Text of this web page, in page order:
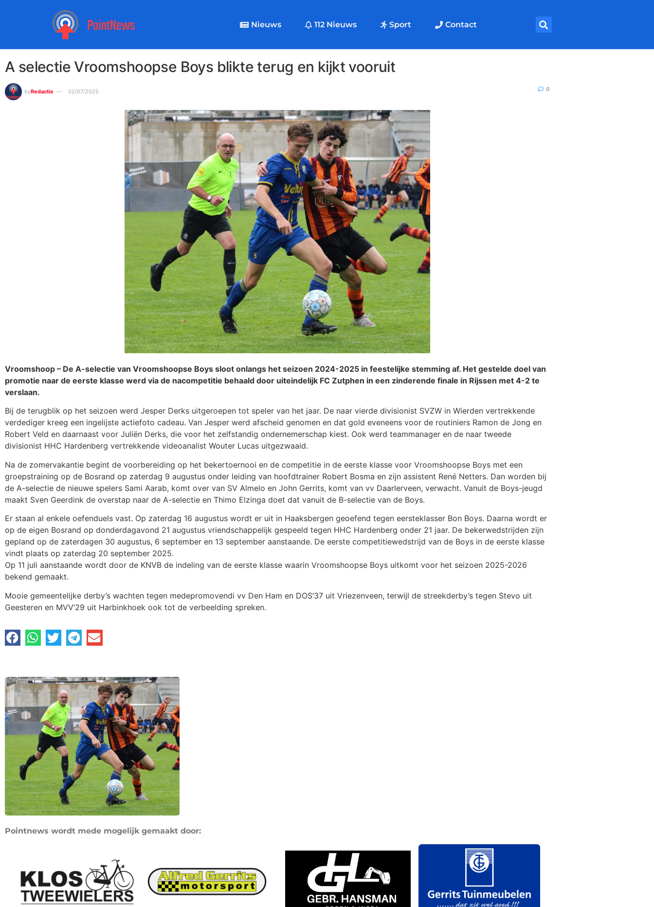
Nieuws 112 Nieuws Sport Contact
A selectie Vroomshoopse Boys blikte terug en kijkt vooruit
byRedactie 02/07/2025 0
Vroomshoop – De A-selectie van Vroomshoopse Boys sloot onlangs het seizoen 2024-2025 in feestelijke stemming af. Het gestelde doel van
promotie naar de eerste klasse werd via de nacompetitie behaald door uiteindelijk FC Zutphen in een zinderende finale in Rijssen met 4-2 te
verslaan.
Bij de terugblik op het seizoen werd Jesper Derks uitgeroepen tot speler van het jaar. De naar vierde divisionist SVZW in Wierden vertrekkende
verdediger kreeg een ingelijste actiefoto cadeau. Van Jesper werd afscheid genomen en dat gold eveneens voor de routiniers Ramon de Jong en
Robert Veld en daarnaast voor Juliën Derks, die voor het zelfstandig ondernemerschap kiest. Ook werd teammanager en de naar tweede
divisionist HHC Hardenberg vertrekkende videoanalist Wouter Lucas uitgezwaaid.
Na de zomervakantie begint de voorbereiding op het bekertoernooi en de competitie in de eerste klasse voor Vroomshoopse Boys met een
groepstraining op de Bosrand op zaterdag 9 augustus onder leiding van hoofdtrainer Robert Bosma en zijn assistent René Netters. Dan worden bij
de A-selectie de nieuwe spelers Sami Aarab, komt over van SV Almelo en John Gerrits, komt van vv Daarlerveen, verwacht. Vanuit de Boys-jeugd
maakt Sven Geerdink de overstap naar de A-selectie en Thimo Elzinga doet dat vanuit de B-selectie van de Boys.
Er staan al enkele oefenduels vast. Op zaterdag 16 augustus wordt er uit in Haaksbergen geoefend tegen eersteklasser Bon Boys. Daarna wordt er
op de eigen Bosrand op donderdagavond 21 augustus vriendschappelijk gespeeld tegen HHC Hardenberg onder 21 jaar. De bekerwedstrijden zijn
gepland op de zaterdagen 30 augustus, 6 september en 13 september aanstaande. De eerste competitiewedstrijd van de Boys in de eerste klasse
vindt plaats op zaterdag 20 september 2025.
Op 11 juli aanstaande wordt door de KNVB de indeling van de eerste klasse waarin Vroomshoopse Boys uitkomt voor het seizoen 2025-2026
bekend gemaakt.
Mooie gemeentelijke derby’s wachten tegen medepromovendi vv Den Ham en DOS’37 uit Vriezenveen, terwijl de streekderby’s tegen Stevo uit
Geesteren en MVV’29 uit Harbinkhoek ook tot de verbeelding spreken.
Pointnews wordt mede mogelijk gemaakt door: